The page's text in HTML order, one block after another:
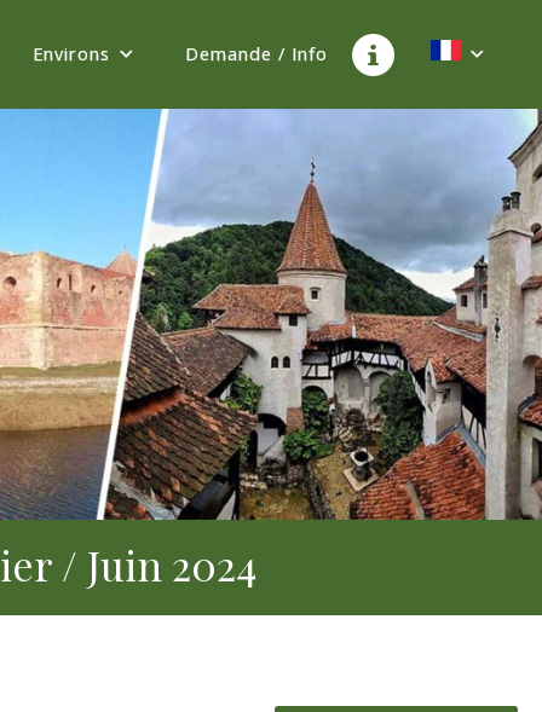
Environs Demande / Info
/ Juin 2024